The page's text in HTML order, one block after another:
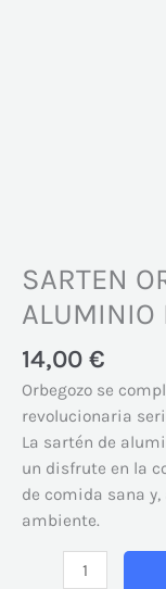
SARTEN
ALUMINIO
14,00 €
Orbegozo se
revolucionaria
La sartén de
un disfrute en la
de comida sana
ambiente.